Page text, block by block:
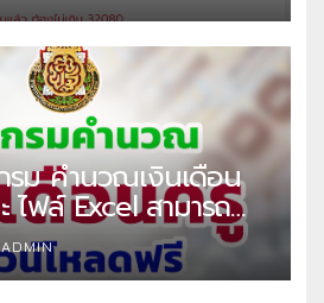
รม คำนวณเงินเดือน
ไฟล์ Excel สามารถ
น ได้ทุกปีงบประมาณ
อทคอม
ADMIN